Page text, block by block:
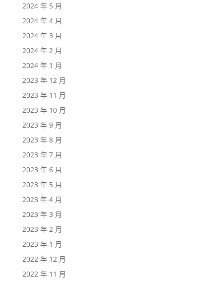
2024 年 5 月
2024 年 4 月
2024 年 3 月
2024 年 2 月
2024 年 1 月
2023 年 12 月
2023 年 11 月
2023 年 10 月
2023 年 9 月
2023 年 8 月
2023 年 7 月
2023 年 6 月
2023 年 5 月
2023 年 4 月
2023 年 3 月
2023 年 2 月
2023 年 1 月
2022 年 12 月
2022 年 11 月